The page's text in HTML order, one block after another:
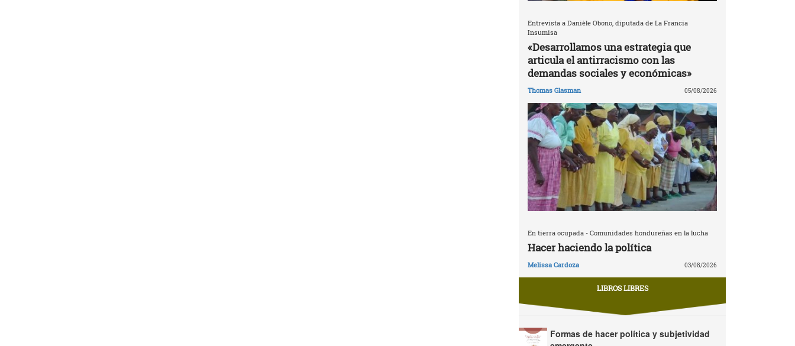
Entrevista a Danièle Obono, diputada de La Francia
Insumisa
«Desarrollamos una estrategia que
articula el antirracismo con las
demandas sociales y económicas»
Thomas Glasman 05/08/2026
En tierra ocupada - Comunidades hondureñas en la lucha
Hacer haciendo la política
Melissa Cardoza 03/08/2026
LIBROS LIBRES
Formas de hacer política y subjetividad